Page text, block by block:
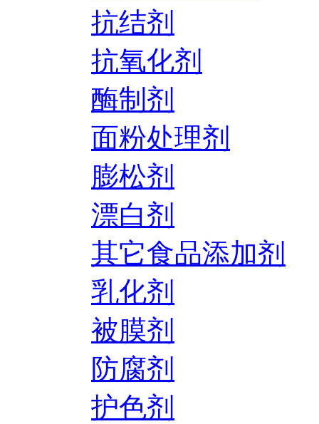
抗结剂
抗氧化剂
酶制剂
面粉处理剂
膨松剂
漂白剂
其它食品添加剂
乳化剂
被膜剂
防腐剂
护色剂